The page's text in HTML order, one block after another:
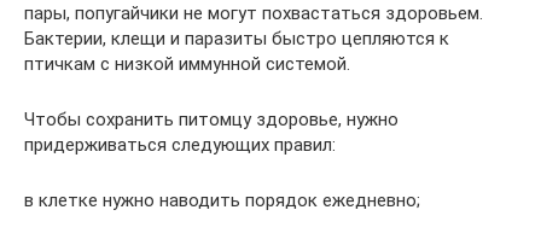
пары, попугайчики не могут похвастаться здоровьем.
Бактерии, клещи и паразиты быстро цепляются к
птичкам с низкой иммунной системой.
Чтобы сохранить питомцу здоровье, нужно
придерживаться следующих правил:
в клетке нужно наводить порядок ежедневно;